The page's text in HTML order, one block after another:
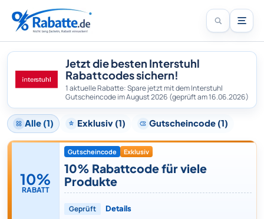
Jetzt die besten Interstuhl
Rabattcodes sichern!
1 aktuelle Rabatte: Spare jetzt mit dem Interstuhl
Gutscheincode im August 2026 (geprüft am 16.06.2026)
Alle (1) Exklusiv (1) Gutscheincode (1)
10%
RABATT
Gutscheincode Exklusiv
10% Rabattcode für viele
Produkte
Geprüft Details